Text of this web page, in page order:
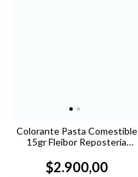
Colorante Pasta Comestible
15gr Fleibor Reposteria
$2.900,00